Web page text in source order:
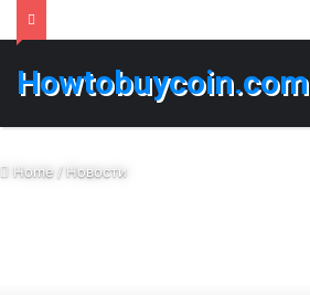
Howtobuycoin.com
Home/Новости